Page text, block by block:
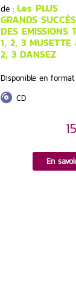
de : Les PLUS
GRANDS SUCCÈS
DES EMISSIONS
1, 2, 3 MUSETTE
2, 3 DANSEZ
Disponible en
CD
En